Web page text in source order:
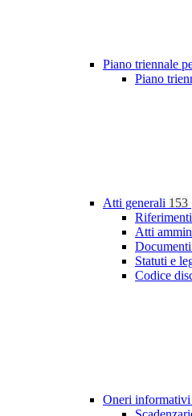
Piano triennale
Piano
Atti generali 153
Atti
Statuti e
Codice
Oneri informativi